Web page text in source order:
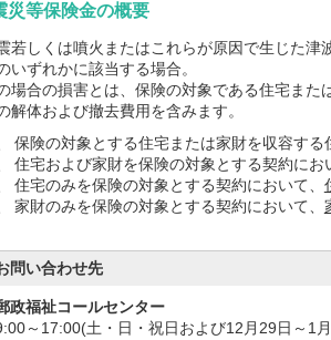
災等保険金の概要
若しくは噴火またはこれらが原因で生じた津
いずれかに該当する場合。
場合の損害とは、保険の対象である住宅ま
解体および撤去費用を含みます。
保険の対象とする住宅または家財を収容する
住宅および家財を保険の対象とする契約にお
住宅のみを保険の対象とする契約において、
家財のみを保険の対象とする契約において、
問い合わせ先
政福祉コールセンター
～17:00(土・日・祝日および12月29日～1